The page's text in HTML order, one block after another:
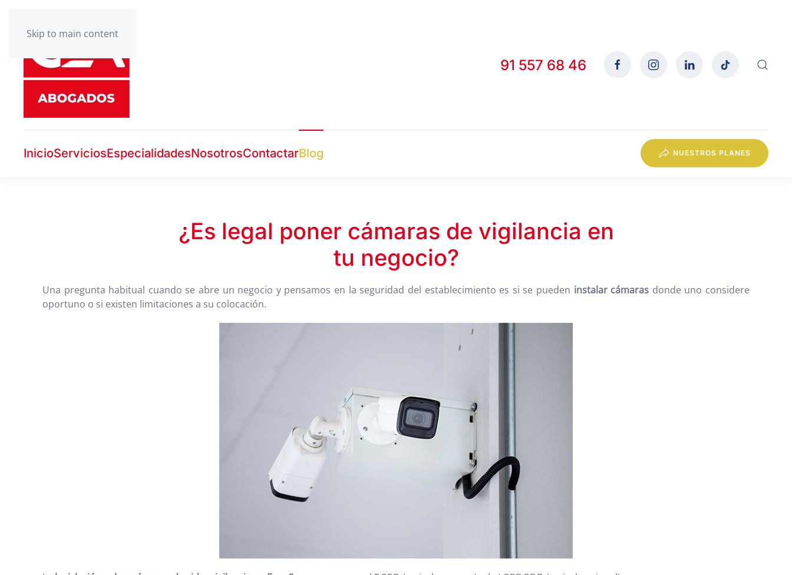
Skip to main content
91 557 68 46
InicioServiciosEspecialidadesNosotrosContactarBlog NUESTROS PLANES
¿Es legal poner cámaras de vigilancia en
tu negocio?
Una pregunta habitual cuando se abre un negocio y pensamos en la seguridad del establecimiento es si se pueden instalar cámaras donde uno considere
oportuno o si existen limitaciones a su colocación.